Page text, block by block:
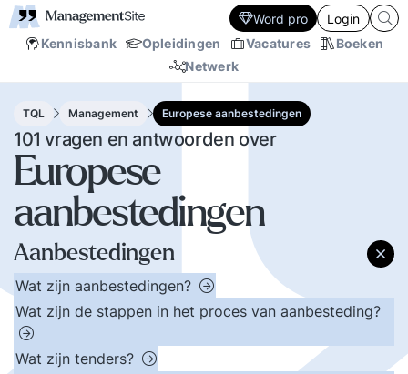
Kennisbank Opleidingen Vacatures
Boeken
Netwerk
Word pro Login
TQL Management Europese aanbestedingen
101 vragen en antwoorden over
Europese
aanbestedingen
Aanbestedingen
Wat zijn aanbestedingen?
Wat zijn de stappen in het proces van aanbesteding?
Wat zijn tenders?